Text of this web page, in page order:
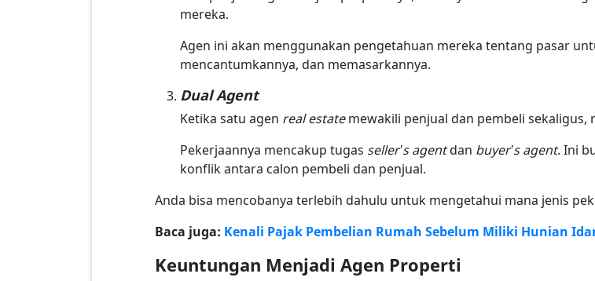
mereka.
Agen ini akan menggunakan pengetahuan mereka tentang pasar
mencantumkannya, dan memasarkannya.
Dual Agent
Ketika satu agen real estatemewakili penjual dan pembeli sekaligus,
Pekerjaannya mencakup tugas seller’s agentdan buyer’s agent. Ini
konflik antara calon pembeli dan penjual.
Anda bisa mencobanya terlebih dahulu untuk mengetahui mana jenis
Baca juga: Kenali Pajak Pembelian Rumah Sebelum Miliki Hunian
Keuntungan Menjadi Agen Properti